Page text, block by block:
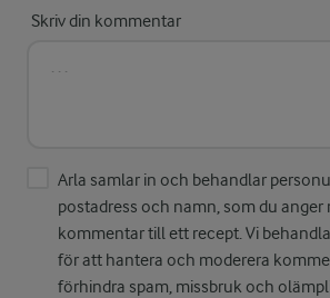
Skriv din kommentar
Arla samlar in och behandlar
postadress och namn, som du anger
kommentar till ett recept. Vi
för att hantera och moderera
förhindra spam, missbruk och